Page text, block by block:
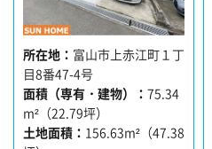
所在地
富山市上赤江町１丁
目8番47-4号
面積（専有・建物）
75.34
m²（22.79坪）
土地面積
156.63m²（47.38